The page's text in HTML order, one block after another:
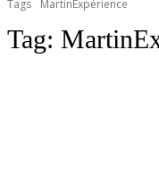
Tags MartinExpérience
Tag: